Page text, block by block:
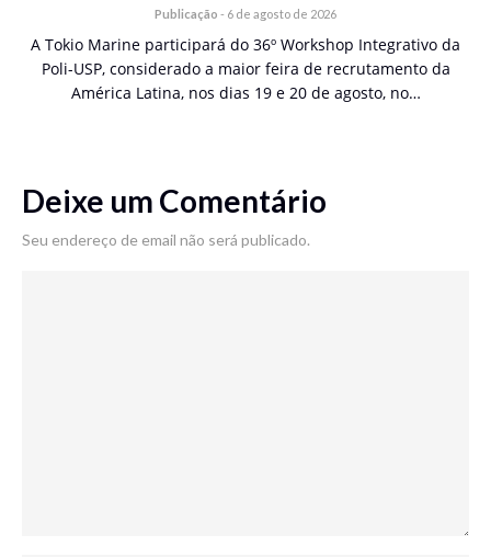
Publicação - 6 de agosto de 2026
A Tokio Marine participará do 36º Workshop Integrativo da
Poli-USP, considerado a maior feira de recrutamento da
América Latina, nos dias 19 e 20 de agosto, no…
Deixe um Comentário
Seu endereço de email não será publicado.